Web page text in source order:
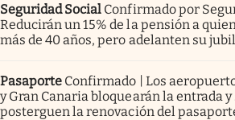
Seguridad Social Confirmado por
Reducirán un 15% de la pensión a
más de 40 años, pero adelanten su
Pasaporte Confirmado | Los
y Gran Canaria bloquearán la entrada
posterguen la renovación del